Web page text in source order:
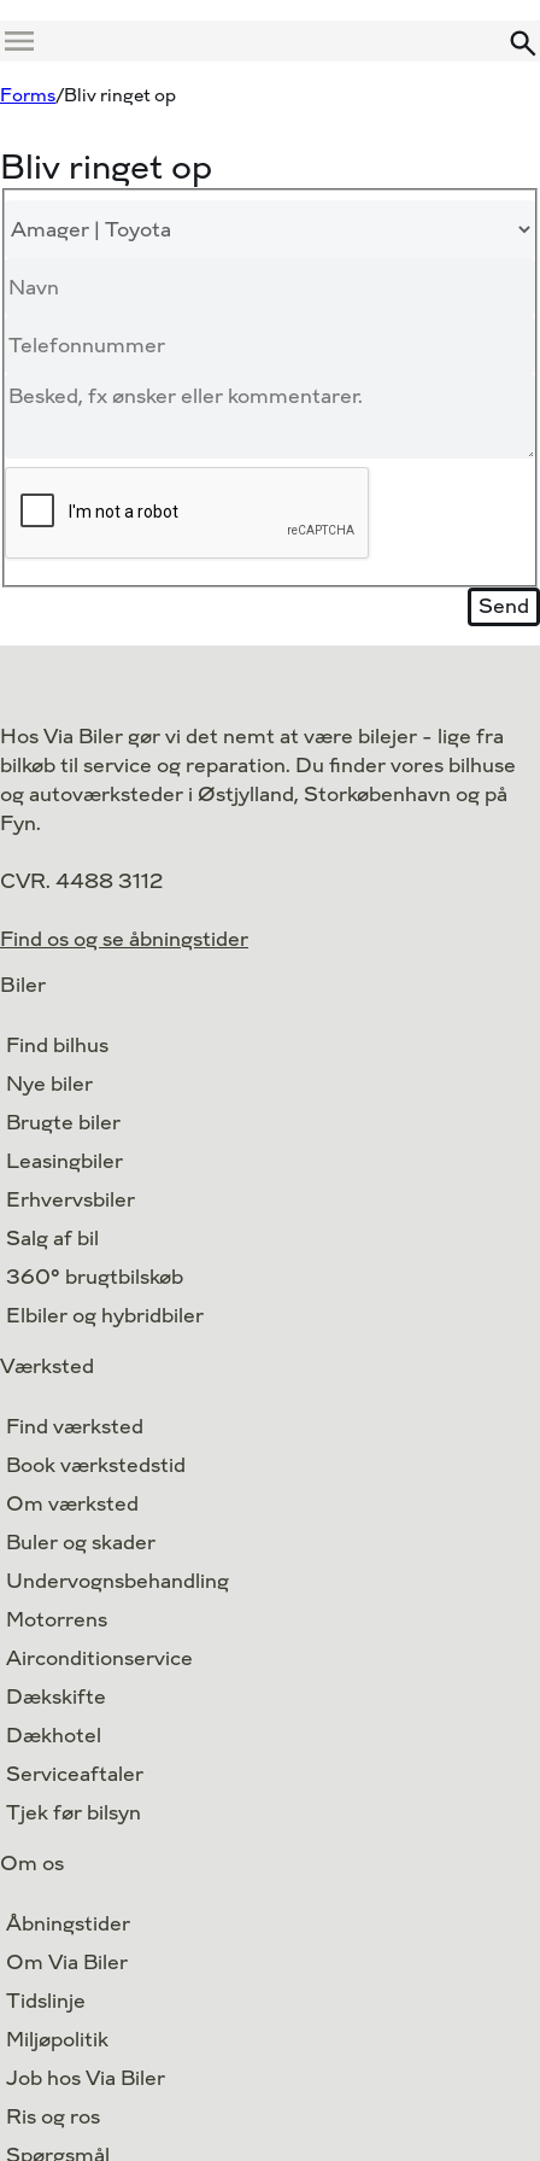
Menu
Forms Bliv ringet op
Bliv ringet op
Hos Via Biler gør vi det nemt at være bilejer - lige fra
bilkøb til service og reparation. Du finder vores bilhuse
og autoværksteder i Østjylland, Storkøbenhavn og på
Fyn.
CVR. 4488 3112
Find os og se åbningstider
Biler
Find bilhus
Nye biler
Brugte biler
Leasingbiler
Erhvervsbiler
Salg af bil
360° brugtbilskøb
Elbiler og hybridbiler
Værksted
Find værksted
Book værkstedstid
Om værksted
Buler og skader
Undervognsbehandling
Motorrens
Airconditionservice
Dækskifte
Dækhotel
Serviceaftaler
Tjek før bilsyn
Om os
Åbningstider
Om Via Biler
Tidslinje
Miljøpolitik
Job hos Via Biler
Ris og ros
Spørgsmål